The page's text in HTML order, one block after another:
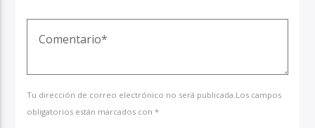
Tu dirección de correo electrónico no será publicada.Los campos
obligatorios están marcados con *